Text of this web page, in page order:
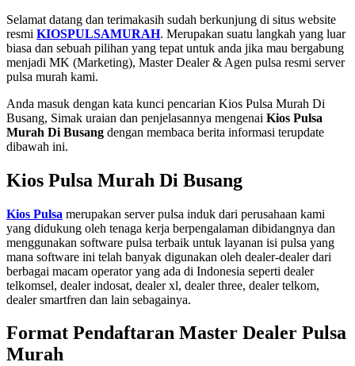
Selamat datang dan terimakasih sudah berkunjung di situs website
resmi KIOSPULSAMURAH. Merupakan suatu langkah yang luar
biasa dan sebuah pilihan yang tepat untuk anda jika mau bergabung
menjadi MK (Marketing), Master Dealer & Agen pulsa resmi server
pulsa murah kami.
Anda masuk dengan kata kunci pencarian Kios Pulsa Murah Di
Busang, Simak uraian dan penjelasannya mengenai Kios Pulsa
Murah Di Busang dengan membaca berita informasi terupdate
dibawah ini.
Kios Pulsa Murah Di Busang
Kios Pulsa merupakan server pulsa induk dari perusahaan kami
yang didukung oleh tenaga kerja berpengalaman dibidangnya dan
menggunakan software pulsa terbaik untuk layanan isi pulsa yang
mana software ini telah banyak digunakan oleh dealer-dealer dari
berbagai macam operator yang ada di Indonesia seperti dealer
telkomsel, dealer indosat, dealer xl, dealer three, dealer telkom,
dealer smartfren dan lain sebagainya.
Format Pendaftaran Master Dealer Pulsa
Murah